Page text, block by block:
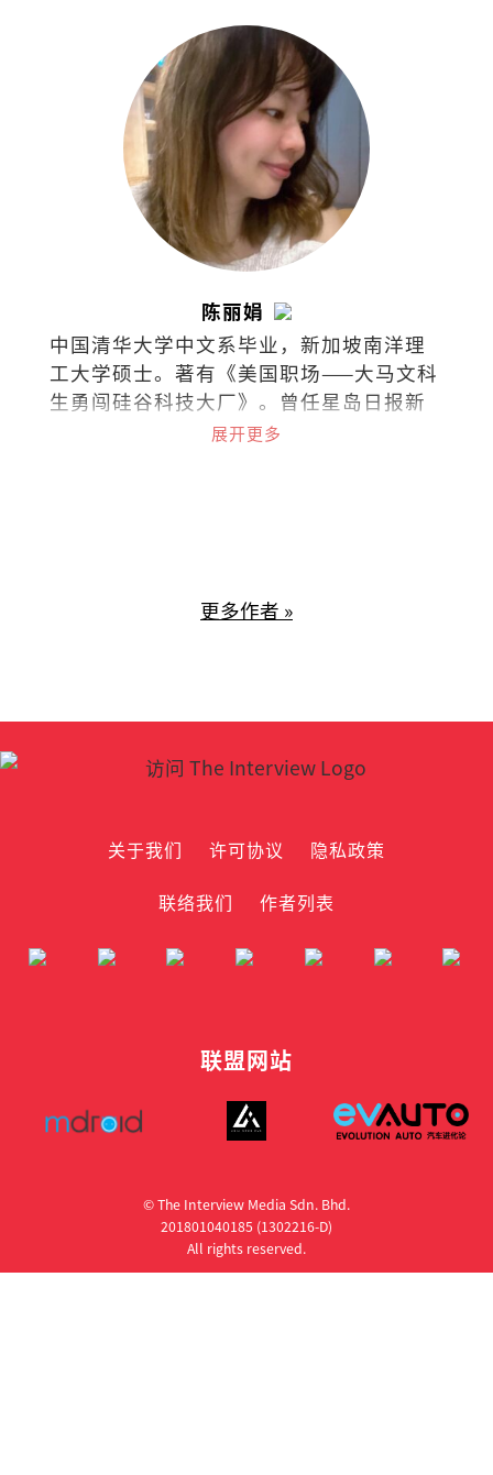
洋：海南人的历史与文化》、《小国崛
起：满剌加与明代朝贡体制》、《边缘评
论：文化漫步》、《边缘评论：吾土吾
民》、《文化新山：华人社会文化研
究》、《古代马中文化交流史论集》、
《本土与中国学术论文集》等作品。
陈丽娟
中国清华大学中文系毕业，新加坡南洋理
工大学硕士。著有《美国职场——大马文科
生勇闯硅谷科技大厂》。曾任星岛日报新
闻记者、美国加州圣荷西市议员办公室助
展开更多
更多作者 »
关于我们 许可协议
隐私政策
联络我们
作者列表
联盟网站
© The Interview Media Sdn. Bhd.
201801040185 (1302216­-D)
All rights reserved.